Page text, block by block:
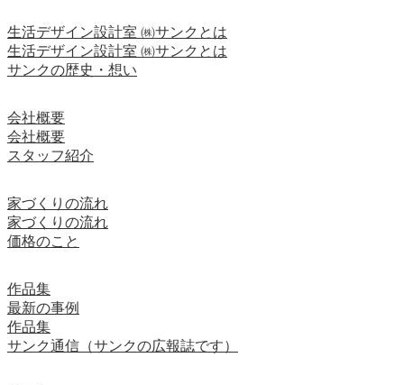
生活デザイン設計室 ㈱サンクとは
生活デザイン設計室 ㈱サンクとは
サンクの歴史・想い
会社概要
会社概要
スタッフ紹介
家づくりの流れ
家づくりの流れ
価格のこと
作品集
最新の事例
作品集
サンク通信（サンクの広報誌です）